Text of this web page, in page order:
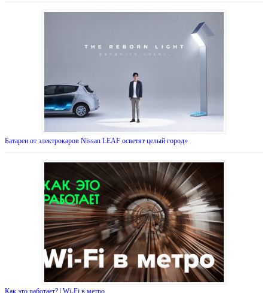
Батареи от электрокаров Nissan LEAF осветят целый город»